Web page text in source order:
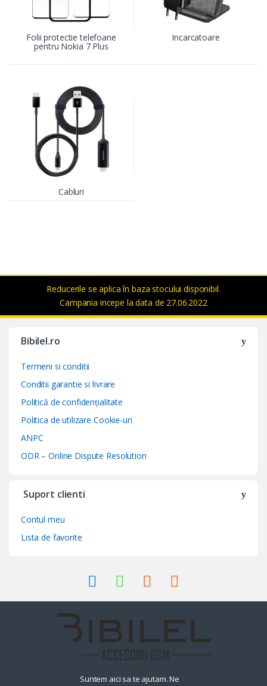
Folii protectie telefoane
pentru Nokia 7 Plus
Incarcatoare
Cabluri
Reducerile se aplica în baza stocului disponibil.
Campania incepe la data de 27.06.2022
Bibilel.ro
Termeni si conditii
Conditii garantie si livrare
Politică de confidențialitate
Politica de utilizare Cookie-uri
ANPC
ODR – Online Dispute Resolution
Suport clienti
Contul meu
Lista de favorite
Suntem aici sa te ajutam. Ne